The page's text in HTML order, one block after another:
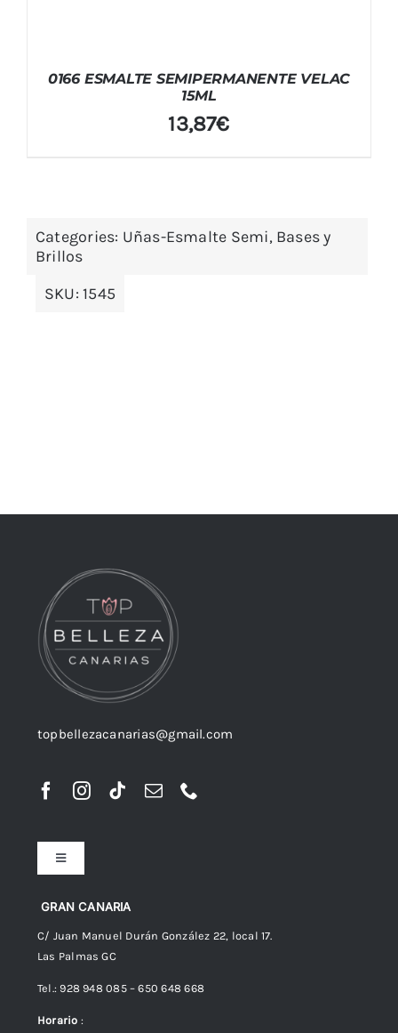
0166 ESMALTE SEMIPERMANENTE VELAC
15ML
13,87€
Categories: Uñas-Esmalte Semi, Bases y
Brillos
SKU:1545
topbellezacanarias@gmail.com
GRAN CANARIA
C/ Juan Manuel Durán González 22, local 17.
Las Palmas GC
Tel.: 928 948 085 – 650 648 668
Horario :
Toggle
Navigation
Preguntas frecuentes
Envíos
Política de Privacidad